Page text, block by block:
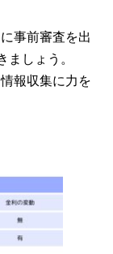
事前審査を出
しょう。
報収集に力を